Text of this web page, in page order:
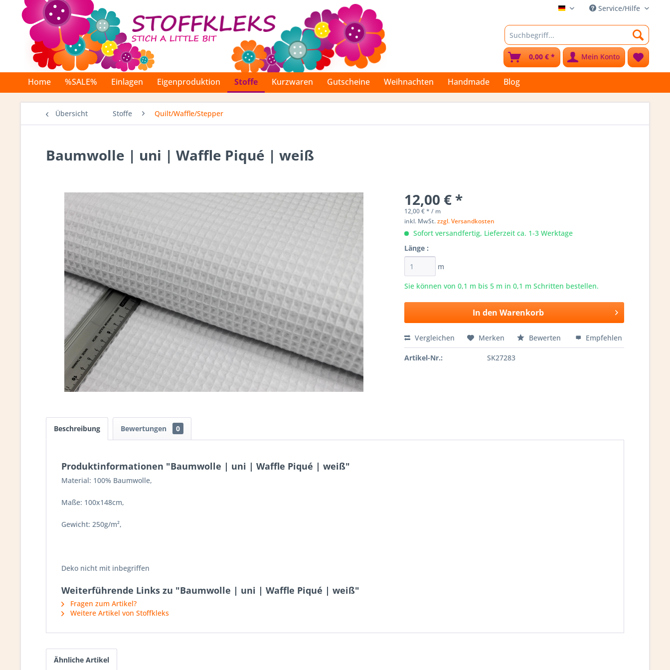
Stoffkleks Service/Hilfe
Mein Konto
0,00 € *
Home %SALE% Einlagen Eigenproduktion Stoffe Kurzwaren Gutscheine Weihnachten Handmade Blog
Übersicht Stoffe Quilt/Waffle/Stepper
Baumwolle | uni | Waffle Piqué | weiß
12,00 € *
12,00 € * / m
inkl. MwSt.zzgl. Versandkosten
Sofort versandfertig, Lieferzeit ca. 1-3 Werktage
Länge :
m
Sie können von 0,1 m bis5 m in 0,1 m Schritten bestellen.
In den Warenkorb
Vergleichen Merken Bewerten Empfehlen
Artikel-Nr.: SK27283
Beschreibung Bewertungen 0
Produktinformationen "Baumwolle | uni | Waffle Piqué | weiß"
Material: 100% Baumwolle,
Maße: 100x148cm,
Gewicht: 250g/m²,
Deko nicht mit inbegriffen
Weiterführende Links zu "Baumwolle | uni | Waffle Piqué | weiß"
Fragen zum Artikel?
Weitere Artikel von Stoffkleks
Ähnliche Artikel